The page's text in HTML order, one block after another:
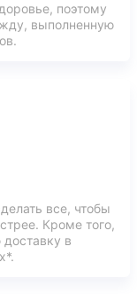
поэтому
выполненную
все, чтобы
Кроме того,
в